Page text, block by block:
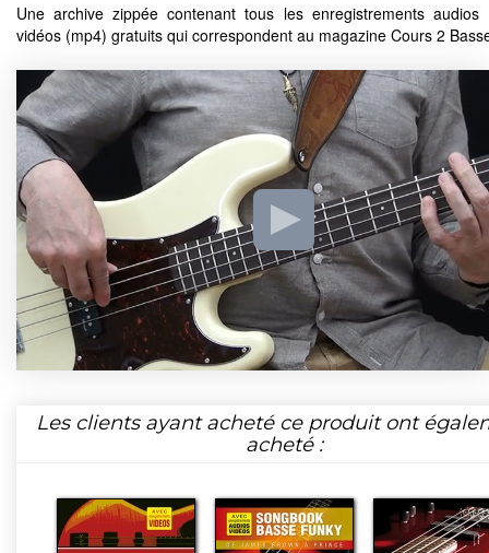
Une archive zippée contenant tous les enregistrements audios
vidéos (mp4) gratuits qui correspondent au magazine Cours 2
Les clients ayant acheté ce produit ont
acheté :